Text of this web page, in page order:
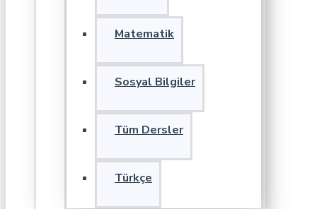
Matematik
Sosyal Bilgiler
Tüm Dersler
Türkçe